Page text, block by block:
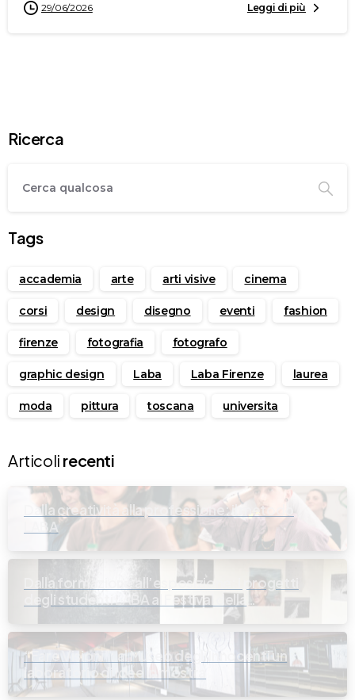
29/06/2026 Leggi di più
Ricerca
Tags
accademia arte arti visive cinema
corsi design disegno eventi fashion
firenze fotografia fotografo
graphic design Laba Laba Firenze laurea
moda pittura toscana universita
Articoli recenti
Dalla creatività alla professione: il metodo
LABA
Dalla formazione all’esposizione: i progetti
degli studenti LABA al Festival della
“Fare Visioni”: al Museo degli Innocenti un
laboratorio di idee in mostra